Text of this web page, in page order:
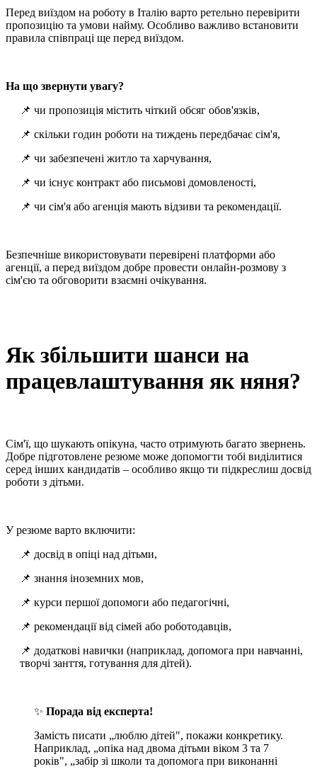
Перед виїздом на роботу в Італію варто ретельно перевірити
пропозицію та умови найму. Особливо важливо встановити
правила співпраці ще перед виїздом.
На що звернути увагу?
📌 чи пропозиція містить чіткий обсяг обов'язків,
📌 скільки годин роботи на тиждень передбачає сім'я,
📌 чи забезпечені житло та харчування,
📌 чи існує контракт або письмові домовленості,
📌 чи сім'я або агенція мають відзиви та рекомендації.
Безпечніше використовувати перевірені платформи або
агенції, а перед виїздом добре провести онлайн-розмову з
сім'єю та обговорити взаємні очікування.
Як збільшити шанси на
працевлаштування як няня?
Сім'ї, що шукають опікуна, часто отримують багато звернень.
Добре підготовлене резюме може допомогти тобі виділитися
серед інших кандидатів – особливо якщо ти підкреслиш досвід
роботи з дітьми.
У резюме варто включити:
📌 досвід в опіці над дітьми,
📌 знання іноземних мов,
📌 курси першої допомоги або педагогічні,
📌 рекомендації від сімей або роботодавців,
📌 додаткові навички (наприклад, допомога при навчанні,
творчі занття, готування для дітей).
✨ Порада від експерта!
Замість писати „люблю дітей", покажи конкретику.
Наприклад, „опіка над двома дітьми віком 3 та 7
років", „забір зі школи та допомога при виконанні